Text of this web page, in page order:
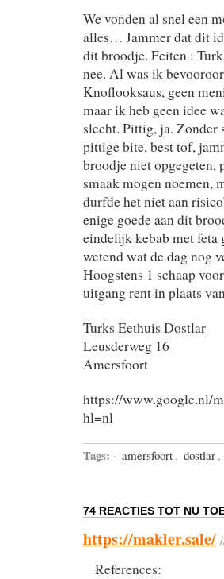
We vonden al snel een
alles… Jammer dat dit
dit broodje. Feiten :
nee. Al was ik
Knoflooksaus, geen
maar ik heb geen idee
slecht. Pittig, ja. Zonder
pittige bite, best tof,
broodje niet opgegeten,
smaak mogen noemen,
durfde het niet aan
enige goede aan dit
eindelijk kebab met feta
wetend wat de dag nog
Hoogstens 1 schaap
uitgang rent in plaats
Turks Eethuis Dostlar
Leusderweg 16
Amersfoort
https://www.google.nl/
hl=nl
Tags: · amersfoort , dostlar ,
74 REACTIES TOT NU
https://makler.sale/
References: